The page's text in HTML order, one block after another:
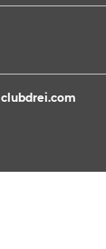
clubdrei.com